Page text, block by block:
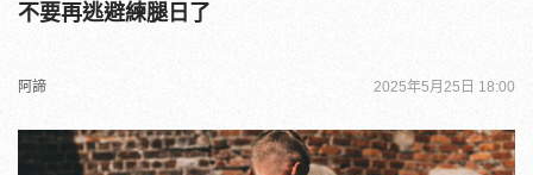
不要再逃避練腿日了
阿諦 2025年5月25日 18:00